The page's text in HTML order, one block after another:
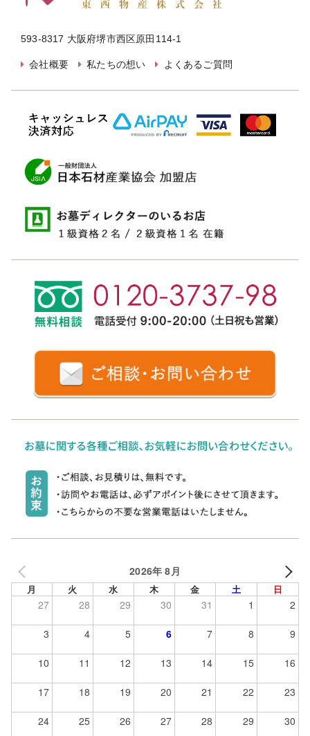
593-8317 大阪府堺市西区原田114-1
会社概要 私たちの想い よくあるご質問
2026年 8月
月 火 水 木 金 土 日
27 28 29 30 31 1 2
3 4 5 6 7 8 9
10 11 12 13 14 15 16
17 18 19 20 21 22 23
24 25 26 27 28 29 30